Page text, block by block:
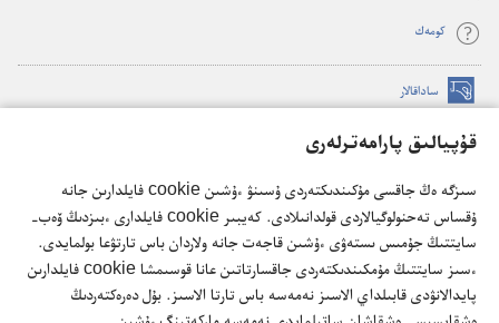
قۇپيالىق پارامەترلەرى
سىزگە ەڭ جاقسى مۇكىندىكتەردى ۇسىنۋ ءۇشىن cookie فايلدارىن جانە
ۇقساس تەحنولوگيالاردى قولدانىلادى. كەيبىر cookie فايلدارى ءبىزدىڭ ۆەب-
سايتتىڭ جۇمىس ىستەۋى ءۇشىن قاجەت جانە ولاردان باس تارتۋعا بولمايدى.
ءسىز سايتتىڭ مۇمكىندىكتەردى جاقسارتاتىن عانا قوسىمشا cookie فايلدارىن
پايدالانۋدى قابىلداي الاسىز نەمەسە باس تارتا الاسىز. بۇل دەرەكتەردىڭ
كومە‌ك
ساداقالار
(opens
window) كۇزەت مۇناراسىنىڭ تورداعى كىتاپحاناسى
new
window)
JW Hub
®
(opens
new
window)
JW Library